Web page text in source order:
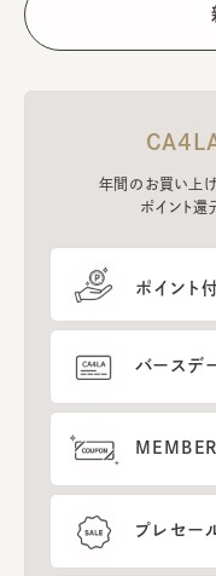
年間のお買い上
ポイント還
ポイント
バースデ
プレセー